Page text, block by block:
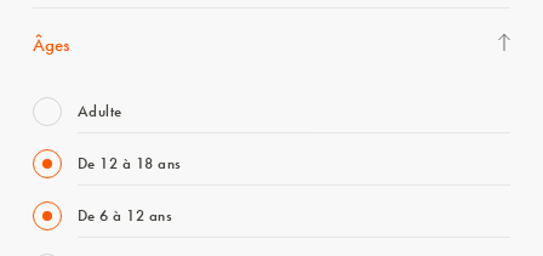
Âges
Adulte
De 12 à 18 ans
De 6 à 12 ans